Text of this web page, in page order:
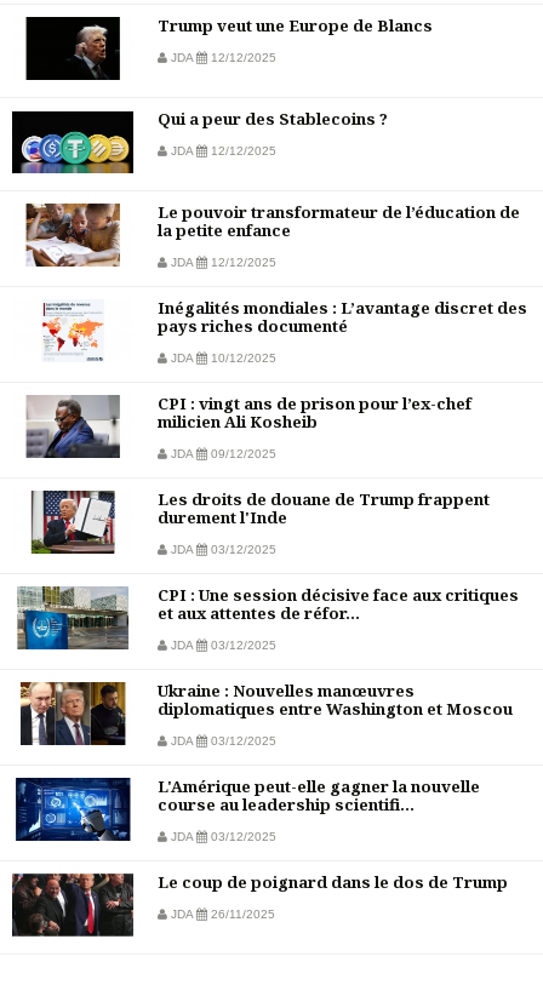
Trump veut une Europe de Blancs
JDA 12/12/2025
Qui a peur des Stablecoins ?
JDA 12/12/2025
Le pouvoir transformateur de l’éducation de
la petite enfance
JDA 12/12/2025
Inégalités mondiales : L’avantage discret des
pays riches documenté
JDA 10/12/2025
CPI : vingt ans de prison pour l’ex-chef
milicien Ali Kosheib
JDA 09/12/2025
Les droits de douane de Trump frappent
durement l'Inde
JDA 03/12/2025
CPI : Une session décisive face aux critiques
et aux attentes de réfor...
JDA 03/12/2025
Ukraine : Nouvelles manœuvres
diplomatiques entre Washington et Moscou
JDA 03/12/2025
L'Amérique peut-elle gagner la nouvelle
course au leadership scientifi...
JDA 03/12/2025
Le coup de poignard dans le dos de Trump
JDA 26/11/2025